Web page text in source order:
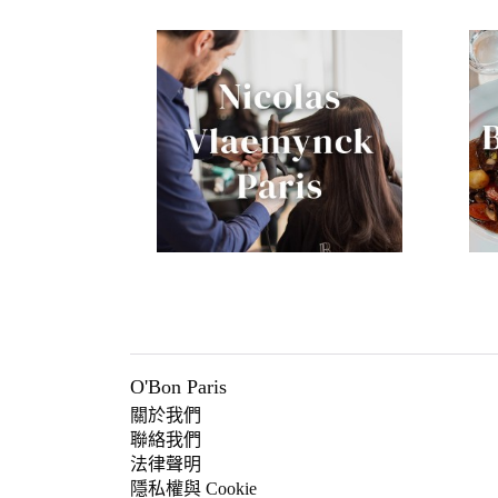
O'Bon Paris
關於我們
聯絡我們
法律聲明
隱私權與 Cookie